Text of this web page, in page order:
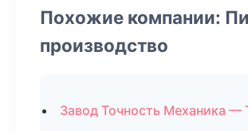
Похожие компании:
производство
Завод Точность Механика —